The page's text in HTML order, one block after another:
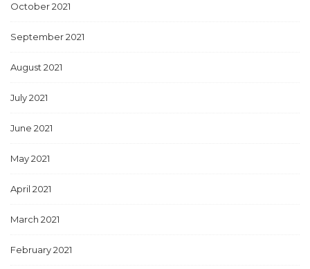
October 2021
September 2021
August 2021
July 2021
June 2021
May 2021
April 2021
March 2021
February 2021